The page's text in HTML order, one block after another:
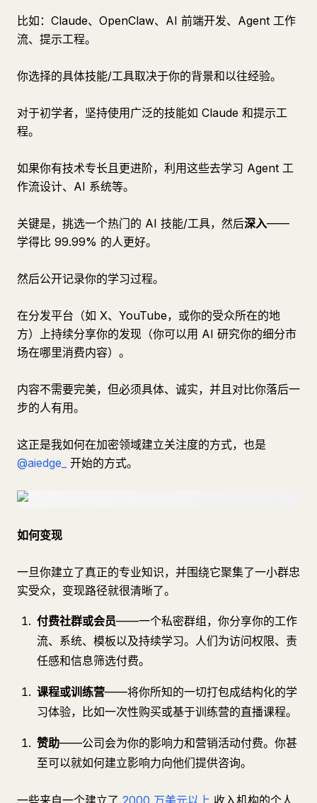
比如：Claude、OpenClaw、AI 前端开发、Agent 工作
流、提示工程。
你选择的具体技能/工具取决于你的背景和以往经验。
对于初学者，坚持使用广泛的技能如 Claude 和提示工
程。
如果你有技术专长且更进阶，利用这些去学习 Agent 工
作流设计、AI 系统等。
关键是，挑选一个热门的 AI 技能/工具，然后深入——
学得比 99.99% 的人更好。
然后公开记录你的学习过程。
在分发平台（如 X、YouTube，或你的受众所在的地
方）上持续分享你的发现（你可以用 AI 研究你的细分市
场在哪里消费内容）。
内容不需要完美，但必须具体、诚实，并且对比你落后一
步的人有用。
这正是我如何在加密领域建立关注度的方式，也是
@aiedge_
开始的方式。
如何变现
一旦你建立了真正的专业知识，并围绕它聚集了一小群忠
实受众，变现路径就很清晰了。
付费社群或会员——一个私密群组，你分享你的工作
流、系统、模板以及持续学习。人们为访问权限、责
任感和信息筛选付费。
课程或训练营——将你所知的一切打包成结构化的学
习体验，比如一次性购买或基于训练营的直播课程。
赞助——公司会为你的影响力和营销活动付费。你甚
至可以就如何建立影响力向他们提供咨询。
一些来自一个建立了 2000 万美元以上 收入机构的个人